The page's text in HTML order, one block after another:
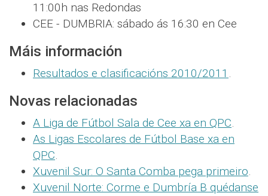
11:00h nas Redondas
CEE - DUMBRIA: sábado ás 16:30 en Cee
Máis información
Resultados e clasificacións 2010/2011 .
Novas relacionadas
A Liga de Fútbol Sala de Cee xa en QPC.
As Ligas Escolares de Fútbol Base xa en
QPC.
Xuvenil Sur: O Santa Comba pega primeiro.
Xuvenil Norte: Corme e Dumbría B quédanse